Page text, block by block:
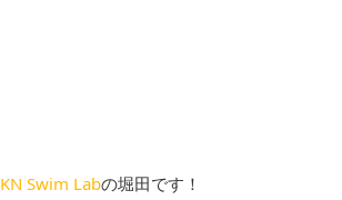
KN Swim Labの堀田です！